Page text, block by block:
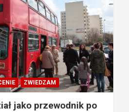
ZWIEDZAM
jako przewodnik po